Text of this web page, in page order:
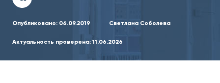
Опубликовано: 06.09.2019 Светлана Соболева
Актуальность проверена: 11.06.2026